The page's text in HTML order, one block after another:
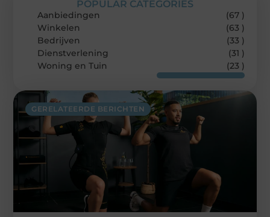
GERELATEERDE BERICHTEN
POPULAR CATEGORIES
Aanbiedingen
(67 )
Winkelen
(63 )
Bedrijven
(33 )
Dienstverlening
(31 )
Woning en Tuin
(23 )